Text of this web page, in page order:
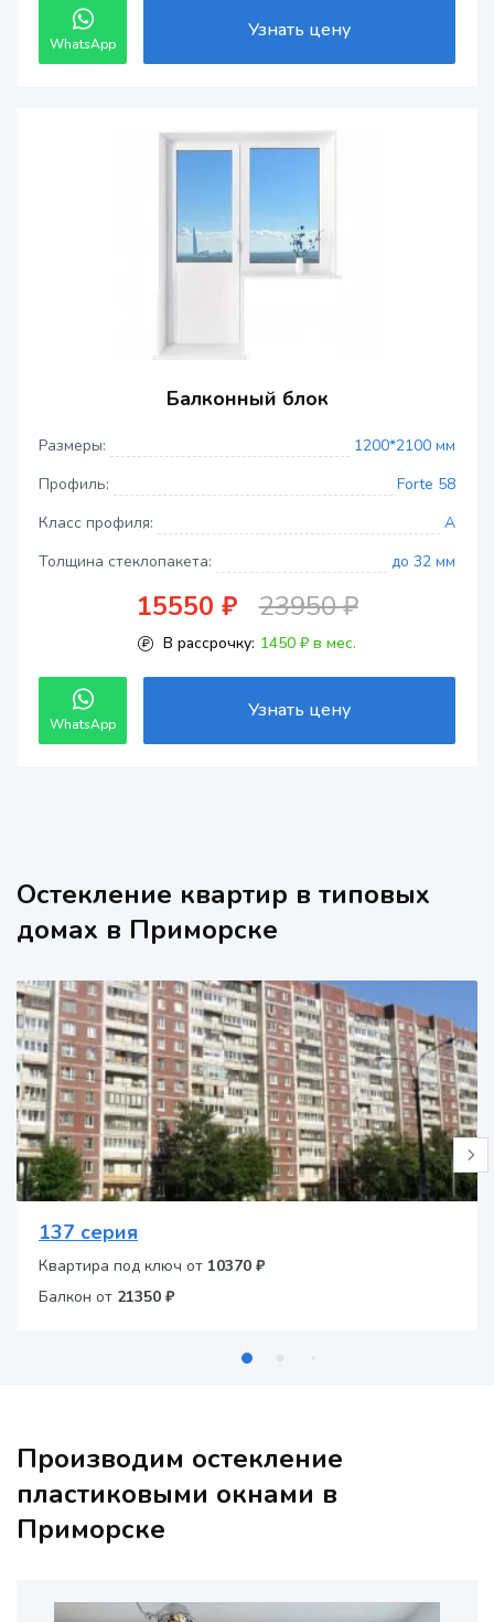
WhatsApp
Узнать цену
Балконный блок
Размеры:
1200*2100 мм
Профиль:
Forte 58
Класс профиля:
A
Толщина стеклопакета:
до 32 мм
15550 ₽ 23950 ₽
В рассрочку: 1450 ₽ в мес.
WhatsApp
Узнать цену
Остекление квартир в типовых
домах в Приморске
137 серия
Квартира под ключ от 10370 ₽
Балкон от 21350 ₽
Производим остекление
пластиковыми окнами в
Приморске